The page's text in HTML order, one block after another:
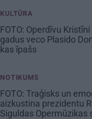
KULTŪRA
FOTO: Operdīvu Kristīni
gadus veco Plasido
kas īpašs
NOTIKUMS
FOTO: Traģisks un
aizkustina prezidentu
Siguldas Opermūzikas